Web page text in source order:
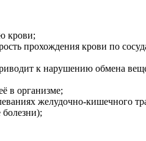
крови;
прохождения крови по
к нарушению обмена
в организме;
желудочно-кишечного